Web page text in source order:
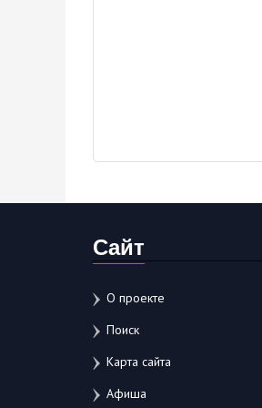
Сайт
О проекте
Поиск
Карта сайта
Афиша